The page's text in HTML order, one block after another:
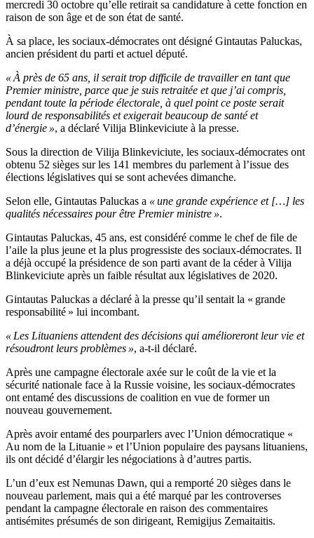
mercredi 30 octobre qu’elle retirait sa candidature à cette fonction en
raison de son âge et de son état de santé.
À sa place, les sociaux-démocrates ont désigné Gintautas Paluckas,
ancien président du parti et actuel député.
« À près de 65 ans, il serait trop difficile de travailler en tant que
Premier ministre, parce que je suis retraitée et que j’ai compris,
pendant toute la période électorale, à quel point ce poste serait
lourd de responsabilités et exigerait beaucoup de santé et
d’énergie », a déclaré Vilija Blinkeviciute à la presse.
Sous la direction de Vilija Blinkeviciute, les sociaux-démocrates ont
obtenu 52 sièges sur les 141 membres du parlement à l’issue des
élections législatives qui se sont achevées dimanche.
Selon elle, Gintautas Paluckas a « une grande expérience et […] les
qualités nécessaires pour être Premier ministre ».
Gintautas Paluckas, 45 ans, est considéré comme le chef de file de
l’aile la plus jeune et la plus progressiste des sociaux-démocrates. Il
a déjà occupé la présidence de son parti avant de la céder à Vilija
Blinkeviciute après un faible résultat aux législatives de 2020.
Gintautas Paluckas a déclaré à la presse qu’il sentait la « grande
responsabilité » lui incombant.
« Les Lituaniens attendent des décisions qui amélioreront leur vie et
résoudront leurs problèmes », a-t-il déclaré.
Après une campagne électorale axée sur le coût de la vie et la
sécurité nationale face à la Russie voisine, les sociaux-démocrates
ont entamé des discussions de coalition en vue de former un
nouveau gouvernement.
Après avoir entamé des pourparlers avec l’Union démocratique «
Au nom de la Lituanie » et l’Union populaire des paysans lituaniens,
ils ont décidé d’élargir les négociations à d’autres partis.
L’un d’eux est Nemunas Dawn, qui a remporté 20 sièges dans le
nouveau parlement, mais qui a été marqué par les controverses
pendant la campagne électorale en raison des commentaires
antisémites présumés de son dirigeant, Remigijus Zemaitaitis.